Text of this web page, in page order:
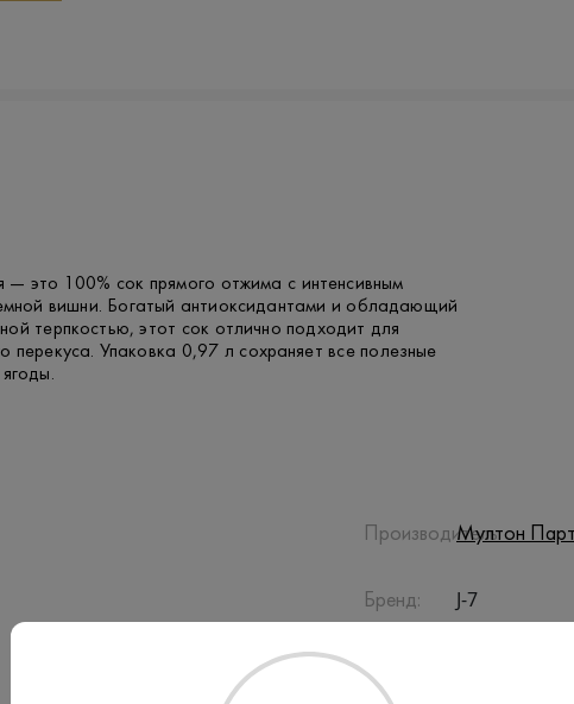
— это 100% сок прямого отжима с интенсивным
вишни. Богатый антиоксидантами и обладающий
терпкостью, этот сок отлично подходит для
перекуса. Упаковка 0,97 л сохраняет все полезные
Производитель:
Мултон
Бренд: J-7